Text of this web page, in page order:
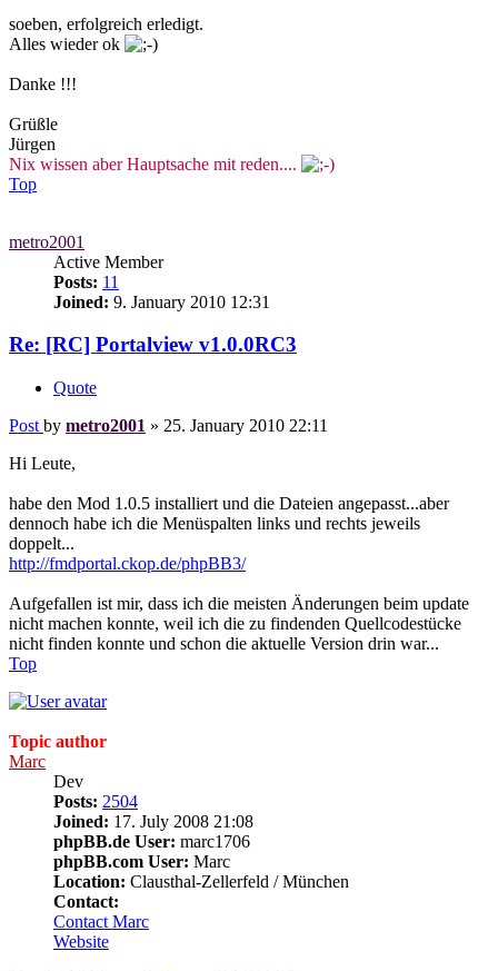
soeben, erfolgreich erledigt.
Alles wieder ok
Danke !!!
Grüßle
Jürgen
Nix wissen aber Hauptsache mit reden....
Top
metro2001
Active Member
Posts: 11
Joined: 9. January 2010 12:31
Re: [RC] Portalview v1.0.0RC3
Quote
Post by metro2001 » 25. January 2010 22:11
Hi Leute,
habe den Mod 1.0.5 installiert und die Dateien angepasst...aber
dennoch habe ich die Menüspalten links und rechts jeweils
doppelt...
http://fmdportal.ckop.de/phpBB3/
Aufgefallen ist mir, dass ich die meisten Änderungen beim update
nicht machen konnte, weil ich die zu findenden Quellcodestücke
nicht finden konnte und schon die aktuelle Version drin war...
Top
Topic author
Marc
Dev
Posts: 2504
Joined: 17. July 2008 21:08
phpBB.de User: marc1706
phpBB.com User: Marc
Location: Clausthal-Zellerfeld / München
Contact:
Contact Marc
Website